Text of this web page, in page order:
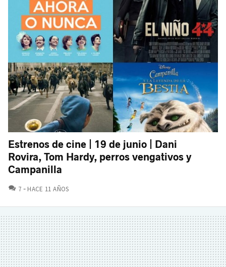
Estrenos de cine | 19 de junio | Dani
Rovira, Tom Hardy, perros vengativos y
Campanilla
7 COMENTARIOS
HACE 11 AÑOS